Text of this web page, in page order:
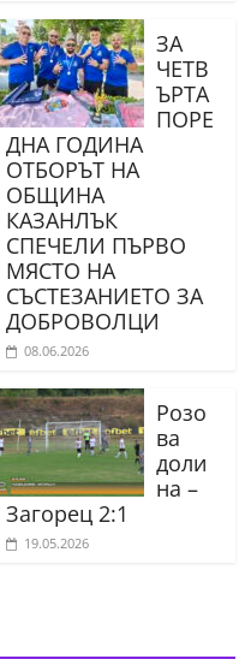
ЗА
ЧЕТВ
ЪРТА
ПОРЕ
ДНА ГОДИНА
ОТБОРЪТ НА
ОБЩИНА
КАЗАНЛЪК
СПЕЧЕЛИ ПЪРВО
МЯСТО НА
СЪСТЕЗАНИЕТО ЗА
ДОБРОВОЛЦИ
08.06.2026
Розо
ва
доли
на –
Загорец 2:1
19.05.2026